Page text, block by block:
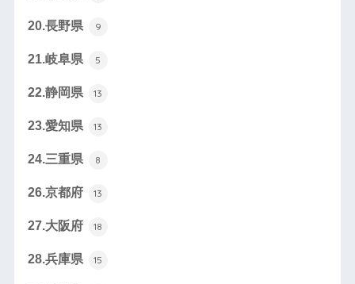
20.長野県 9
21.岐阜県 5
22.静岡県 13
23.愛知県 13
24.三重県 8
26.京都府 13
27.大阪府 18
28.兵庫県 15